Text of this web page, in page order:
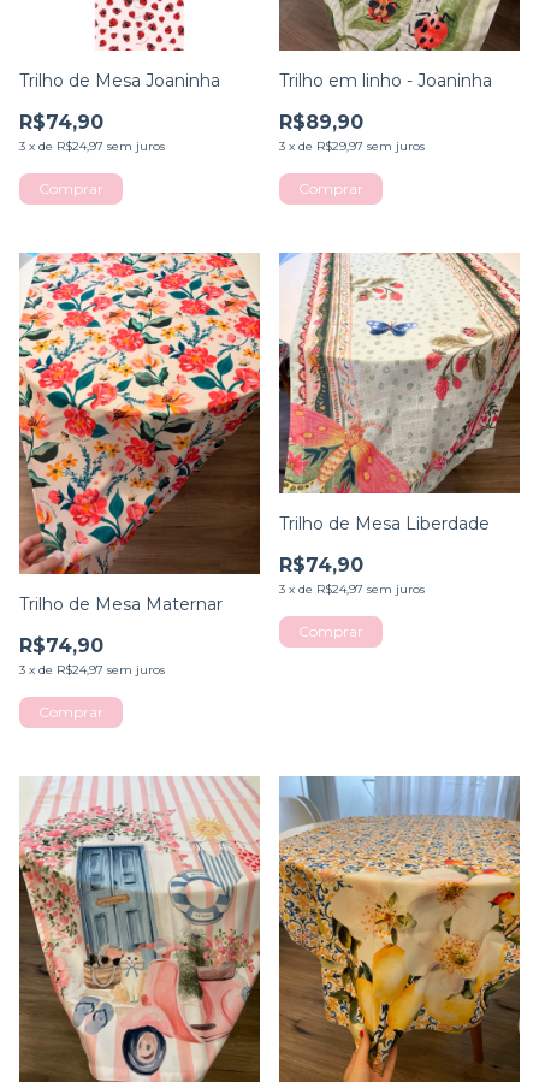
Trilho de Mesa Joaninha
R$74,90
3 x de R$24,97 sem juros
Trilho em linho - Joaninha
R$89,90
3 x de R$29,97 sem juros
Trilho de Mesa Maternar
R$74,90
3 x de R$24,97 sem juros
Trilho de Mesa Liberdade
R$74,90
3 x de R$24,97 sem juros
Comprar